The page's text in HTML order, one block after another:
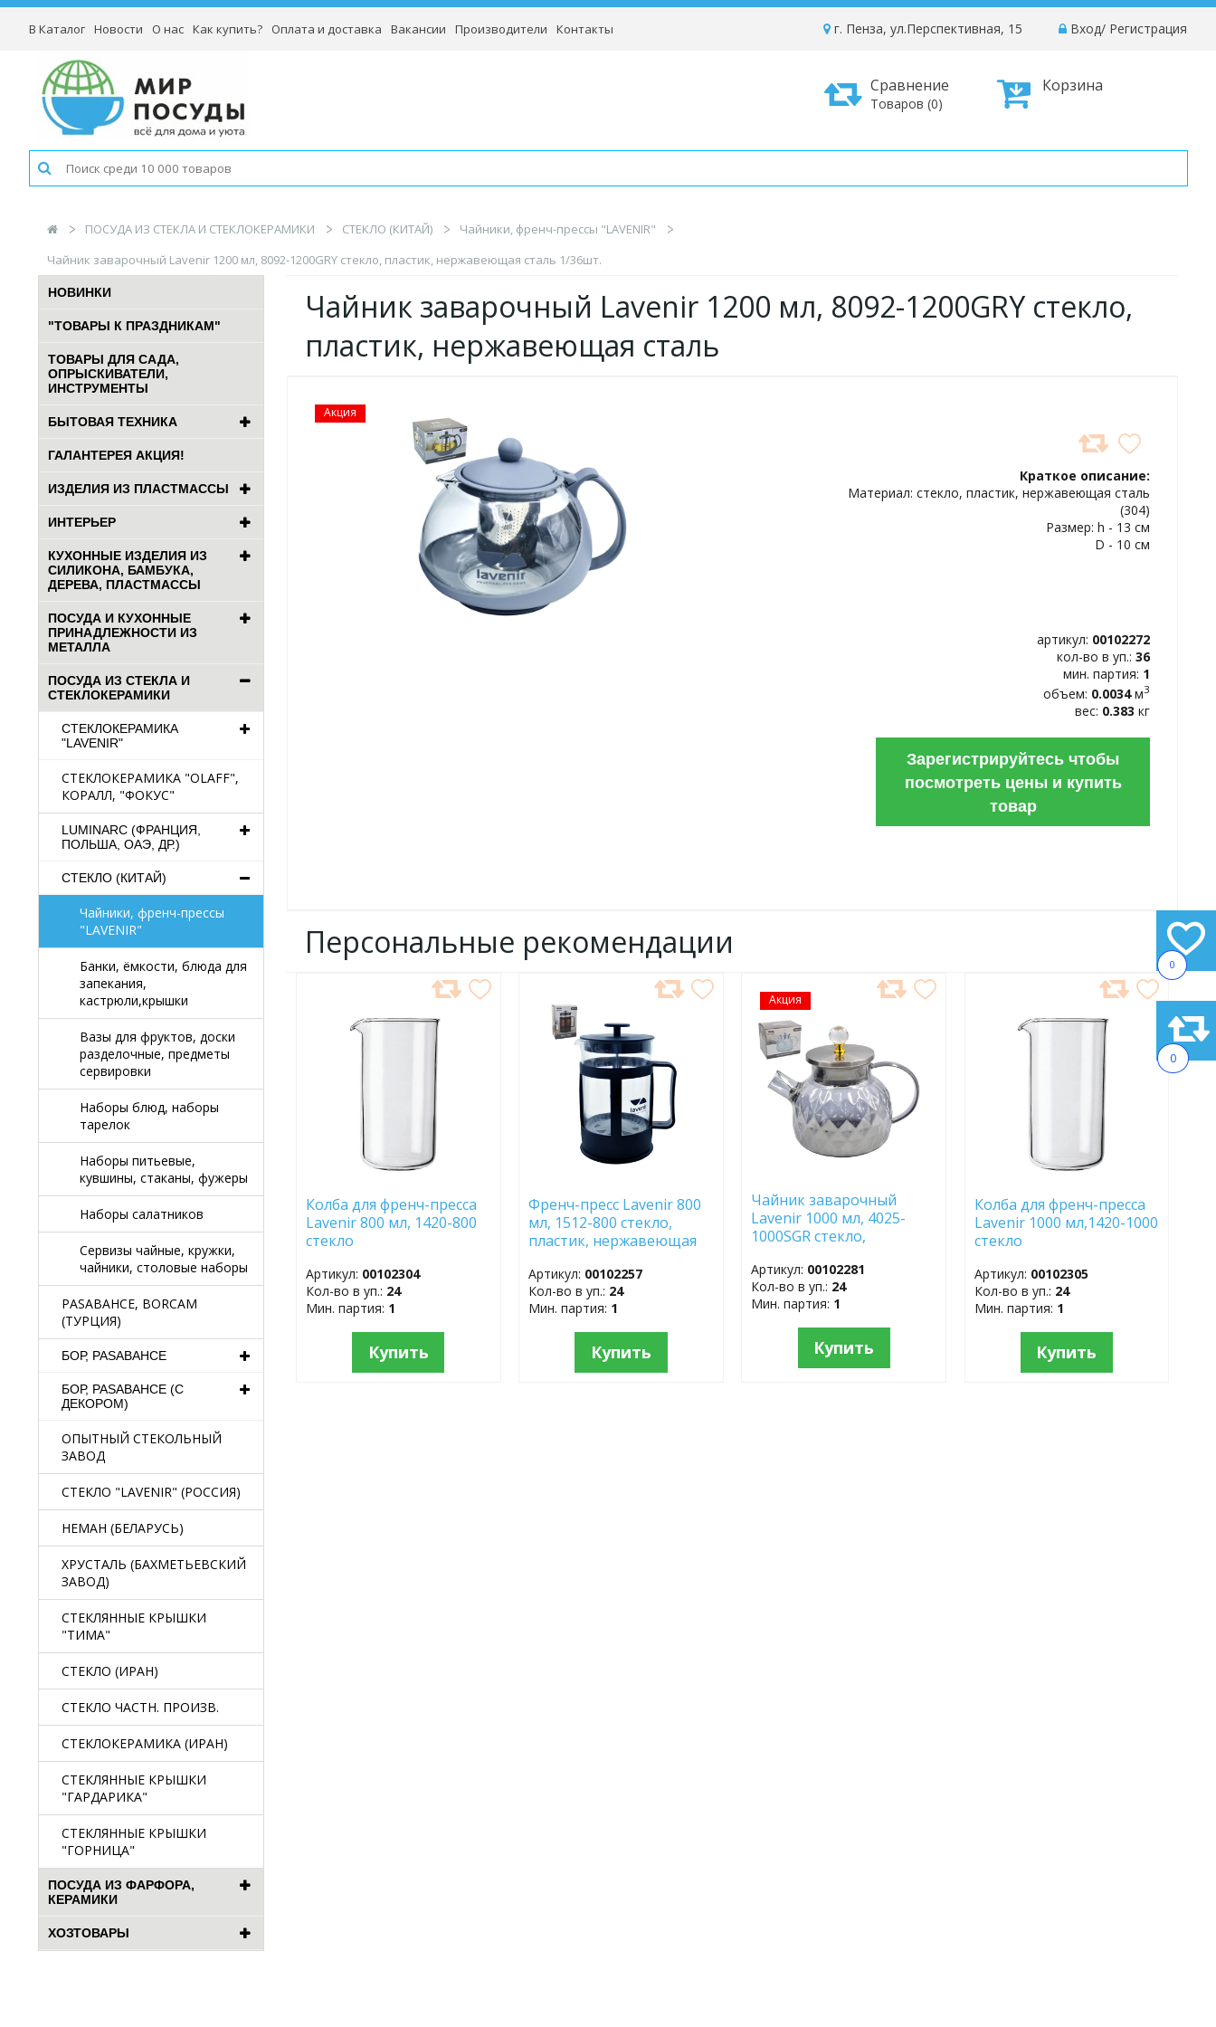
0
0
В Каталог Новости О нас Как купить? Оплата и доставка Вакансии Производители Контакты Вход/ Регистрация
г. Пенза, ул.Перспективная, 15
Корзина
Сравнение
Товаров (0)
ПОСУДА ИЗ СТЕКЛА И СТЕКЛОКЕРАМИКИ СТЕКЛО (КИТАЙ)
Чайники, френч-прессы "LAVENIR"
Чайник заварочный Lavenir 1200 мл, 8092-1200GRY стекло, пластик, нержавеющая сталь 1/36шт.
НОВИНКИ
"ТОВАРЫ К ПРАЗДНИКАМ"
ТОВАРЫ ДЛЯ САДА,
ОПРЫСКИВАТЕЛИ,
ИНСТРУМЕНТЫ
БЫТОВАЯ ТЕХНИКА
ГАЛАНТЕРЕЯ АКЦИЯ!
ИЗДЕЛИЯ ИЗ ПЛАСТМАССЫ
ИНТЕРЬЕР
КУХОННЫЕ ИЗДЕЛИЯ ИЗ
СИЛИКОНА, БАМБУКА,
ДЕРЕВА, ПЛАСТМАССЫ
ПОСУДА И КУХОННЫЕ
ПРИНАДЛЕЖНОСТИ ИЗ
МЕТАЛЛА
ПОСУДА ИЗ СТЕКЛА И
СТЕКЛОКЕРАМИКИ
СТЕКЛОКЕРАМИКА
"LAVENIR"
СТЕКЛОКЕРАМИКА "OLAFF",
КОРАЛЛ, "ФОКУС"
LUMINARC (ФРАНЦИЯ,
ПОЛЬША, ОАЭ, ДР.)
СТЕКЛО (КИТАЙ)
Чайники, френч-прессы
"LAVENIR"
Банки, ёмкости, блюда для
запекания,
кастрюли,крышки
Вазы для фруктов, доски
разделочные, предметы
сервировки
Наборы блюд, наборы
тарелок
Наборы питьевые,
кувшины, стаканы, фужеры
Наборы салатников
Сервизы чайные, кружки,
чайники, столовые наборы
PASABAHCE, BORCAM
(ТУРЦИЯ)
БОР, PASABAHCE
БОР, PASABAHCE (С
ДЕКОРОМ)
ОПЫТНЫЙ СТЕКОЛЬНЫЙ
ЗАВОД
СТЕКЛО "LAVENIR" (РОССИЯ)
НЕМАН (БЕЛАРУСЬ)
ХРУСТАЛЬ (БАХМЕТЬЕВСКИЙ
ЗАВОД)
СТЕКЛЯННЫЕ КРЫШКИ
"ТИМА"
СТЕКЛО (ИРАН)
СТЕКЛО ЧАСТН. ПРОИЗВ.
СТЕКЛОКЕРАМИКА (ИРАН)
СТЕКЛЯННЫЕ КРЫШКИ
"ГАРДАРИКА"
СТЕКЛЯННЫЕ КРЫШКИ
"ГОРНИЦА"
ПОСУДА ИЗ ФАРФОРА,
КЕРАМИКИ
ХОЗТОВАРЫ
Чайник заварочный Lavenir 1200 мл, 8092-1200GRY стекло,
пластик, нержавеющая сталь
Акция
Краткое описание:
Материал: стекло, пластик, нержавеющая сталь
(304)
Размер: h - 13 см
D - 10 см
артикул: 00102272
кол-во в уп.: 36
мин. партия: 1
объем: 0.0034м3
вес: 0.383 кг
Зарегистрируйтесь чтобы
посмотреть цены и купить
товар
Персональные рекомендации
ИЗБРАННОЕ
Колба для френч-пресса
Lavenir 800 мл, 1420-800
стекло
Артикул: 00102304
Кол-во в уп.: 24
Мин. партия: 1
Купить
В
ИЗБРАННОЕ
Френч-пресс Lavenir 800
мл, 1512-800 стекло,
пластик, нержавеющая
Артикул: 00102257
Кол-во в уп.: 24
Мин. партия: 1
Купить
Акция
ДОБАВИТЬ
В
ИЗБРАННОЕ
Чайник заварочный
Lavenir 1000 мл, 4025-
1000SGR стекло,
Артикул: 00102281
Кол-во в уп.: 24
Мин. партия: 1
Купить
ИЗБРАННОЕ
Колба для френч-пресса
Lavenir 1000 мл,1420-1000
стекло
Артикул: 00102305
Кол-во в уп.: 24
Мин. партия: 1
Купить